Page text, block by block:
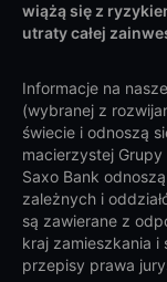
wiążą się z
utraty całej
Informacje na
(wybranej z
świecie i odnoszą
macierzystej
Saxo Bank
zależnych i
są zawierane z
kraj zamieszkania
przepisy prawa